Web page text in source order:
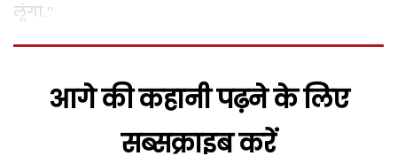
लूंगा.’’
आगे की कहानी पढ़ने के लिए
सब्सक्राइब करें